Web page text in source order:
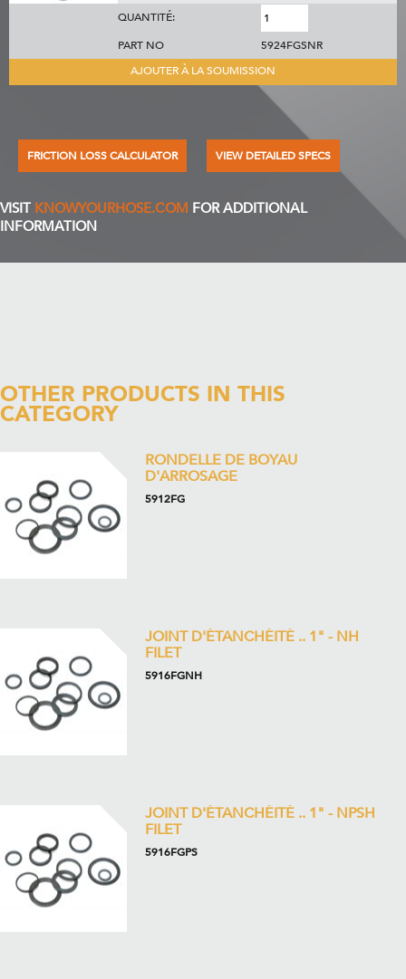
QUANTITÉ:
PART NO
5924FGSNR
AJOUTER À LA SOUMISSION
FRICTION LOSS CALCULATOR VIEW DETAILED SPECS
VISIT KNOWYOURHOSE.COM FOR ADDITIONAL
INFORMATION
OTHER PRODUCTS IN THIS
CATEGORY
RONDELLE DE BOYAU
D'ARROSAGE
5912FG
JOINT D'ÉTANCHÉITÉ .. 1" - NH
FILET
5916FGNH
JOINT D'ÉTANCHÉITÉ .. 1" - NPSH
FILET
5916FGPS